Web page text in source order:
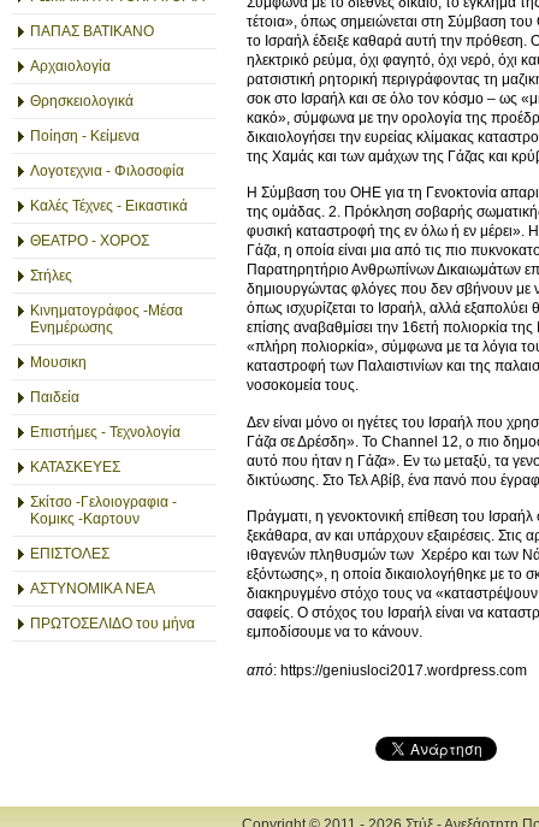
ΠΑΠΑΣ ΒΑΤΙΚΑΝΟ
Αρχαιολογία
Θρησκειολογικά
Ποίηση - Κείμενα
Λογοτεχνια - Φιλοσοφία
Καλές Τέχνες - Εικαστικά
ΘΕΑΤΡΟ - ΧΟΡΟΣ
Στήλες
Κινηματογράφος -Μέσα
Ενημέρωσης
Μουσικη
Παιδεία
Επιστήμες - Τεχνολογία
ΚΑΤΑΣΚΕΥΕΣ
Σκίτσο -Γελοιογραφια -
Κομικς -Καρτουν
ΕΠΙΣΤΟΛΕΣ
ΑΣΤΥΝΟΜΙΚΑ ΝΕΑ
ΠΡΩΤΟΣΕΛΙΔΟ του μήνα
τέτοια», όπως σημειώνεται στη Σύμβαση
το Ισραήλ έδειξε καθαρά αυτή την
ηλεκτρικό ρεύμα, όχι φαγητό, όχι νερό, όχι
ρατσιστική ρητορική περιγράφοντας τη
σοκ στο Ισραήλ και σε όλο τον κόσμο – ως
κακό», σύμφωνα με την ορολογία της
δικαιολογήσει την ευρείας κλίμακας
της Χαμάς και των αμάχων της Γάζας και
Η Σύμβαση του ΟΗΕ για τη Γενοκτονία
της ομάδας. 2. Πρόκληση σοβαρής
φυσική καταστροφή της εν όλω ή εν μέρει».
Γάζα, η οποία είναι μια από τις πιο
Παρατηρητήριο Ανθρωπίνων Δικαιωμάτων
δημιουργώντας φλόγες που δεν σβήνουν με
όπως ισχυρίζεται το Ισραήλ, αλλά
επίσης αναβαθμίσει την 16ετή πολιορκία
«πλήρη πολιορκία», σύμφωνα με τα λόγια
καταστροφή των Παλαιστινίων και της
νοσοκομεία τους.
Δεν είναι μόνο οι ηγέτες του Ισραήλ που
Γάζα σε Δρέσδη». Το Channel 12, ο πιο
αυτό που ήταν η Γάζα». Εν τω μεταξύ, τα
δικτύωσης. Στο Τελ Αβίβ, ένα πανό που
Πράγματι, η γενοκτονική επίθεση του
ξεκάθαρα, αν και υπάρχουν εξαιρέσεις. Στις
ιθαγενών πληθυσμών των Χερέρο και των
εξόντωσης», η οποία δικαιολογήθηκε με το
διακηρυγμένο στόχο τους να
σαφείς. Ο στόχος του Ισραήλ είναι να
εμποδίσουμε να το κάνουν.
από: https://geniusloci2017.wordpress.com